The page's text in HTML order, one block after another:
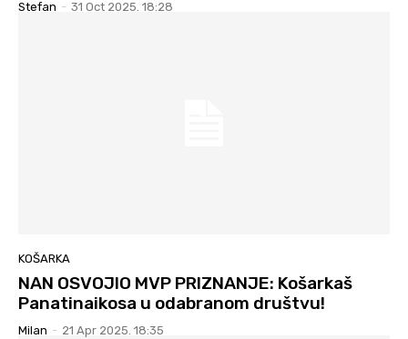
Stefan - 31 Oct 2025. 18:28
KOŠARKA
NAN OSVOJIO MVP PRIZNANJE: Košarkaš
Panatinaikosa u odabranom društvu!
Milan - 21 Apr 2025. 18:35